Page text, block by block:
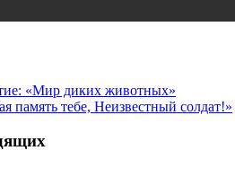
«Мир диких животных»
память тебе, Неизвестный солдат!»